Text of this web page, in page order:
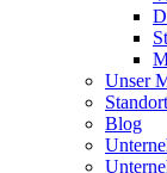
Unser
Blog